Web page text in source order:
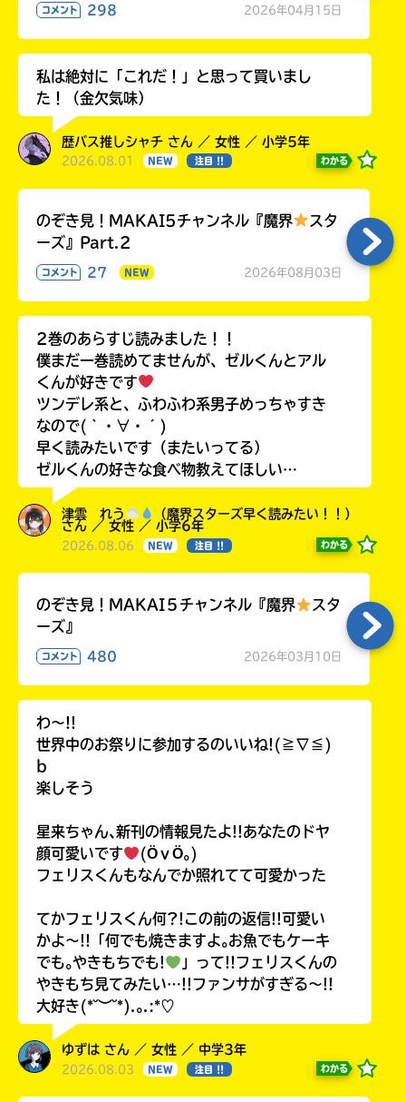
コメント 298 2026年04月15日
私は絶対に「これだ！」と思って買いまし
た！（金欠気味）
歴バス推しシャチ さん ／ 女性 ／ 小学5年
2026.08.01 NEW 注目 !! わかる
のぞき見！MAKAI5チャンネル『魔界
スタ
ーズ』Part.2
コメント 27 NEW 2026年08月03日
2巻のあらすじ読みました！！
僕まだ一巻読めてませんが、ゼルくんとアル
くんが好きです
ツンデレ系と、ふわふわ系男子めっちゃすき
なので(｀・∀・´)
早く読みたいです（またいってる）
ゼルくんの好きな食べ物教えてほしい…
津雲 れう
（魔界スターズ早く読みたい！！）
さん ／ 女性 ／ 小学6年
2026.08.06 NEW 注目 !! わかる
のぞき見！MAKAI５チャンネル『魔界
スタ
ーズ』
コメント 480 2026年03月10日
わ〜!!
世界中のお祭りに参加するのいいね!(≧∇≦)
b
楽しそう
星来ちゃん､新刊の情報見たよ!!あなたのドヤ
顔可愛いです
(ӦｖӦ｡)
フェリスくんもなんでか照れてて可愛かった
てかフェリスくん何?!この前の返信!!可愛い
かよ〜!!「何でも焼きますよ｡お魚でもケーキ
でも｡やきもちでも!
」って!!フェリスくんの
やきもち見てみたい…!!ファンサがすぎる〜!!
大好き(*˘︶˘*).｡.:*♡
ゆずは さん ／ 女性 ／ 中学3年
2026.08.03 NEW 注目 !! わかる